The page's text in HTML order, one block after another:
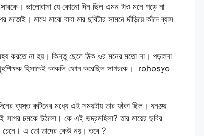
ভালোবাসা যে কোনো দিন ছিল এমন টাও মনে পড়ে না
মাঝে মাঝে বাবা মার ছবিটার সামনে দাঁড়িয়ে কাঁদে ব্যাস
করতে না হয়। কিন্তু ছেলে ঠিক ওর মনের মতো না। পড়াশুনা
হিসাবেই কাকলি ফোন করেছিল সাগরকে। rohosyo
ব্যস্ত রুটিনের মধ্যে এই সময়টায় তার ফাঁকা ছিল। ধনঞ্জয়
সাগর চমকে উঠলো। কে এই ভদ্রমহিলা? তার মায়ের ছবির
চেনে। এ তো তাদের কেউ নয়। তবে ?